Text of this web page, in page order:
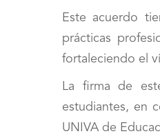
Este acuerdo
prácticas
fortaleciendo el
La firma de
estudiantes, en
UNIVA de